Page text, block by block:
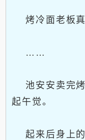
烤冷面老板真
……
池安安卖完烤
起午觉。
起来后身上的